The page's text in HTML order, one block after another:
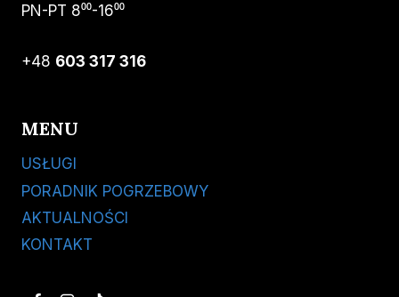
PN-PT 8⁰⁰-16⁰⁰
+48 603 317 316
MENU
USŁUGI
PORADNIK POGRZEBOWY
AKTUALNOŚCI
KONTAKT